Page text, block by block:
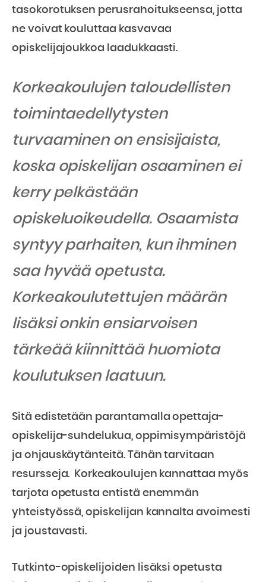
tasokorotuksen perusrahoitukseensa, jotta
ne voivat kouluttaa kasvavaa
opiskelijajoukkoa laadukkaasti.
Korkeakoulujen taloudellisten
toimintaedellytysten
turvaaminen on ensisijaista,
koska opiskelijan osaaminen ei
kerry pelkästään
opiskeluoikeudella. Osaamista
syntyy parhaiten, kun ihminen
saa hyvää opetusta.
Korkeakoulutettujen määrän
lisäksi onkin ensiarvoisen
tärkeää kiinnittää huomiota
koulutuksen laatuun.
Sitä edistetään parantamalla opettaja-
opiskelija-suhdelukua, oppimisympäristöjä
ja ohjauskäytänteitä. Tähän tarvitaan
resursseja. Korkeakoulujen kannattaa myös
tarjota opetusta entistä enemmän
yhteistyössä, opiskelijan kannalta avoimesti
ja joustavasti.
Tutkinto-opiskelijoiden lisäksi opetusta